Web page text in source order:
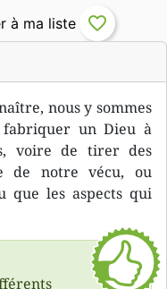
nous y sommes
un Dieu à
voire de tirer des
de notre vécu, ou
que les aspects qui
favorite_border